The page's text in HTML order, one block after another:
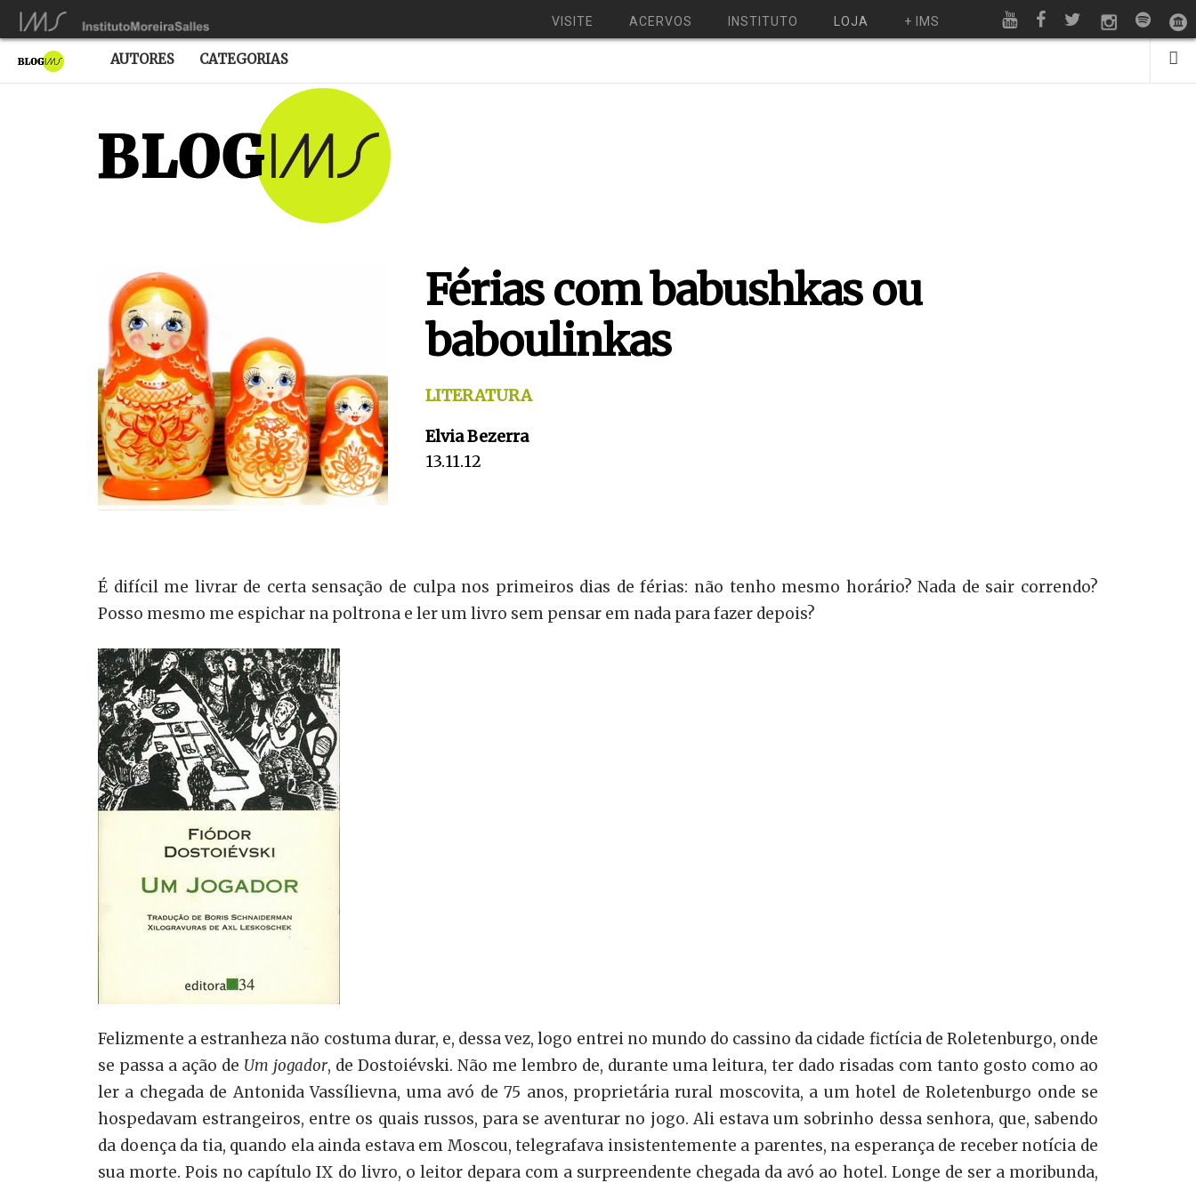
VISITE ACERVOS INSTITUTO LOJA + IMS
AUTORES CATEGORIAS
Férias com babushkas ou
baboulinkas
LITERATURA
Elvia Bezerra
13.11.12
É difícil me livrar de certa sensação de culpa nos primeiros dias de férias: não tenho mesmo horário? Nada de sair correndo?
Posso mesmo me espichar na poltrona e ler um livro sem pensar em nada para fazer depois?
Felizmente a estranheza não costuma durar, e, dessa vez, logo entrei no mundo do cassino da cidade fictícia de Roletenburgo, onde
se passa a ação de Um jogador, de Dostoiévski. Não me lembro de, durante uma leitura, ter dado risadas com tanto gosto como ao
ler a chegada de Antonida Vassílievna, uma avó de 75 anos, proprietária rural moscovita, a um hotel de Roletenburgo onde se
hospedavam estrangeiros, entre os quais russos, para se aventurar no jogo. Ali estava um sobrinho dessa senhora, que, sabendo
da doença da tia, quando ela ainda estava em Moscou, telegrafava insistentemente a parentes, na esperança de receber notícia de
sua morte. Pois no capítulo IX do livro, o leitor depara com a surpreendente chegada da avó ao hotel. Longe de ser a moribunda,